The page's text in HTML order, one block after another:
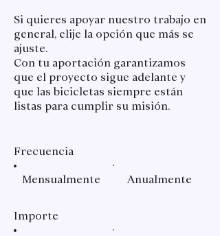
Si quieres apoyar nuestro trabajo en
general, elije la opción que más se
ajuste.
Con tu aportación garantizamos
que el proyecto sigue adelante y
que las bicicletas siempre están
listas para cumplir su misión.
Frecuencia
Mensualmente Anualmente
Importe